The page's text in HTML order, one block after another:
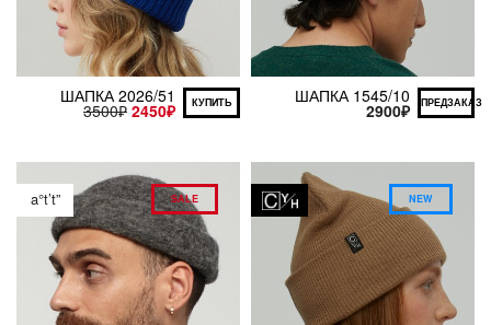
ШАПКА 2026/51
3500₽ 2450₽ КУПИТЬ ШАПКА 1545/10
2900₽ ПРЕДЗАКАЗ
a°t’t” SALE NEW